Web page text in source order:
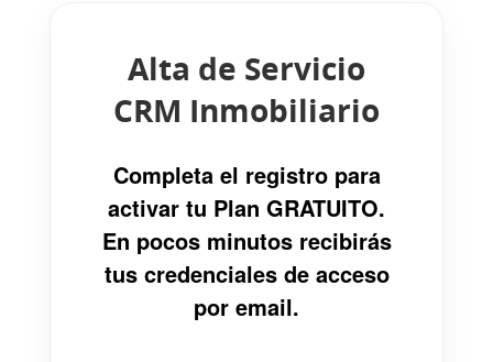
Alta de Servicio
CRM Inmobiliario
Completa el registro para
activar tu Plan GRATUITO.
En pocos minutos recibirás
tus credenciales de acceso
por email.